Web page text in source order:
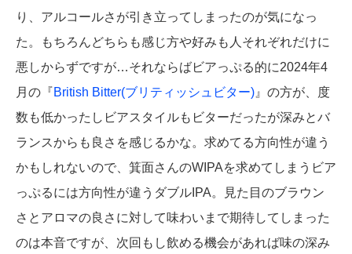
り、アルコールさが引き立ってしまったのが気になっ
た。もちろんどちらも感じ方や好みも人それぞれだけに
悪しからずですが…それならばビアっぷる的に2024年4
月の『British Bitter(ブリティッシュビター) 』の方が、度
数も低かったしビアスタイルもビターだったが深みとバ
ランスからも良さを感じるかな。求めてる方向性が違う
かもしれないので、箕面さんのWIPAを求めてしまうビア
っぷるには方向性が違うダブルIPA。見た目のブラウン
さとアロマの良さに対して味わいまで期待してしまった
のは本音ですが、次回もし飲める機会があれば味の深み